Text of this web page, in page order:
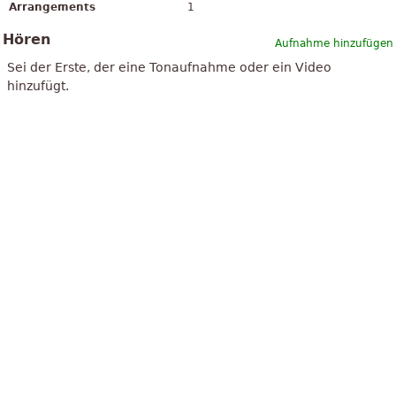
Arrangements
1
Aufnahme hinzufügen
Hören
Sei der Erste, der eine Tonaufnahme oder ein Video
hinzufügt.